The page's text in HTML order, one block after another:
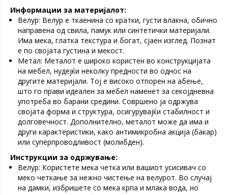
Информации за материјалот:
Велур: Велур е ткаенина со кратки, густи влакна, обично
направена од свила, памук или синтетички материјали.
Има мека, глатка текстура и богат, сјаен изглед. Познат
е по својата густина и мекост.
Метал: Металот е широко користен во конструкцијата
на мебел, нудејќи неколку предности во однос на
другите материјали. Тој е високо отпорен на абење,
што го прави идеален за мебел наменет за секојдневна
употреба во барани средини. Совршено ја одржува
својата форма и структура, осигурувајќи стабилност и
долговечност. Дополнително, металот може да има и
други карактеристики, како антимикробна акција (бакар)
или суперпроводливост (молибден).
Инструкции за одржување:
Велур: Користете мека четка или вашиот усисивач со
меко четкање за нежно чистење на велурот. Во случај
на дамки, избришете со мека крпа и млака вода, но